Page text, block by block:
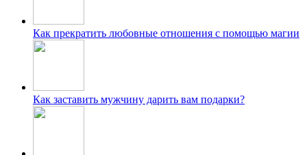
Как прекратить любовные отношения с помощью магии
Как заставить мужчину дарить вам подарки?